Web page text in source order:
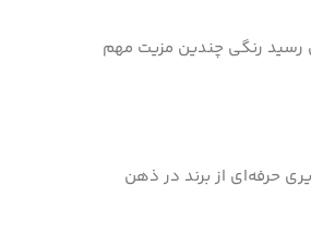
رسید رنگی چندین مزیت مهم
حرفه‌ای از برند در ذهن